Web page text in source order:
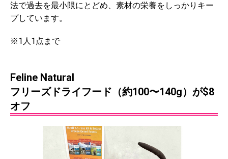
法で過去を最小限にとどめ、素材の栄養をしっかりキー
プしています。
※1人1点まで
Feline Natural
フリーズドライフード（約100〜140g）が$8
オフ